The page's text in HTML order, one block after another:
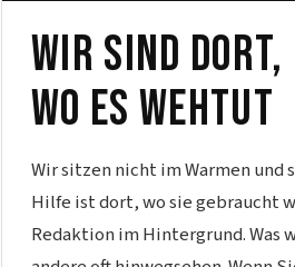
Wir sind dort,
wo es wehtut
Wir sitzen nicht im Warmen und
Hilfe ist dort, wo sie gebraucht
Redaktion im Hintergrund. Was